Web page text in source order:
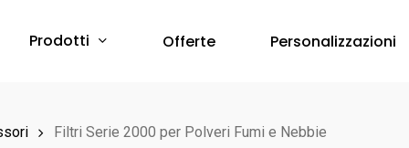
Prodotti
Protezione Corpo
Offerte Personalizzazioni
Filtri Serie 2000 per Polveri Fumi e Nebbie